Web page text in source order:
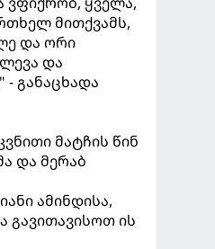
მითქვამს,
და ორი
და
განაცხადა
მატჩის წინ
და მერაბ
ამინდისა,
გავითავისოთ ის